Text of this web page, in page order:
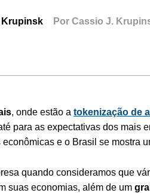
Por Cassio J.
, onde estão a tokenização de
para as expectativas dos mais
e o Brasil se mostra
quando consideramos que
suas economias, além de um